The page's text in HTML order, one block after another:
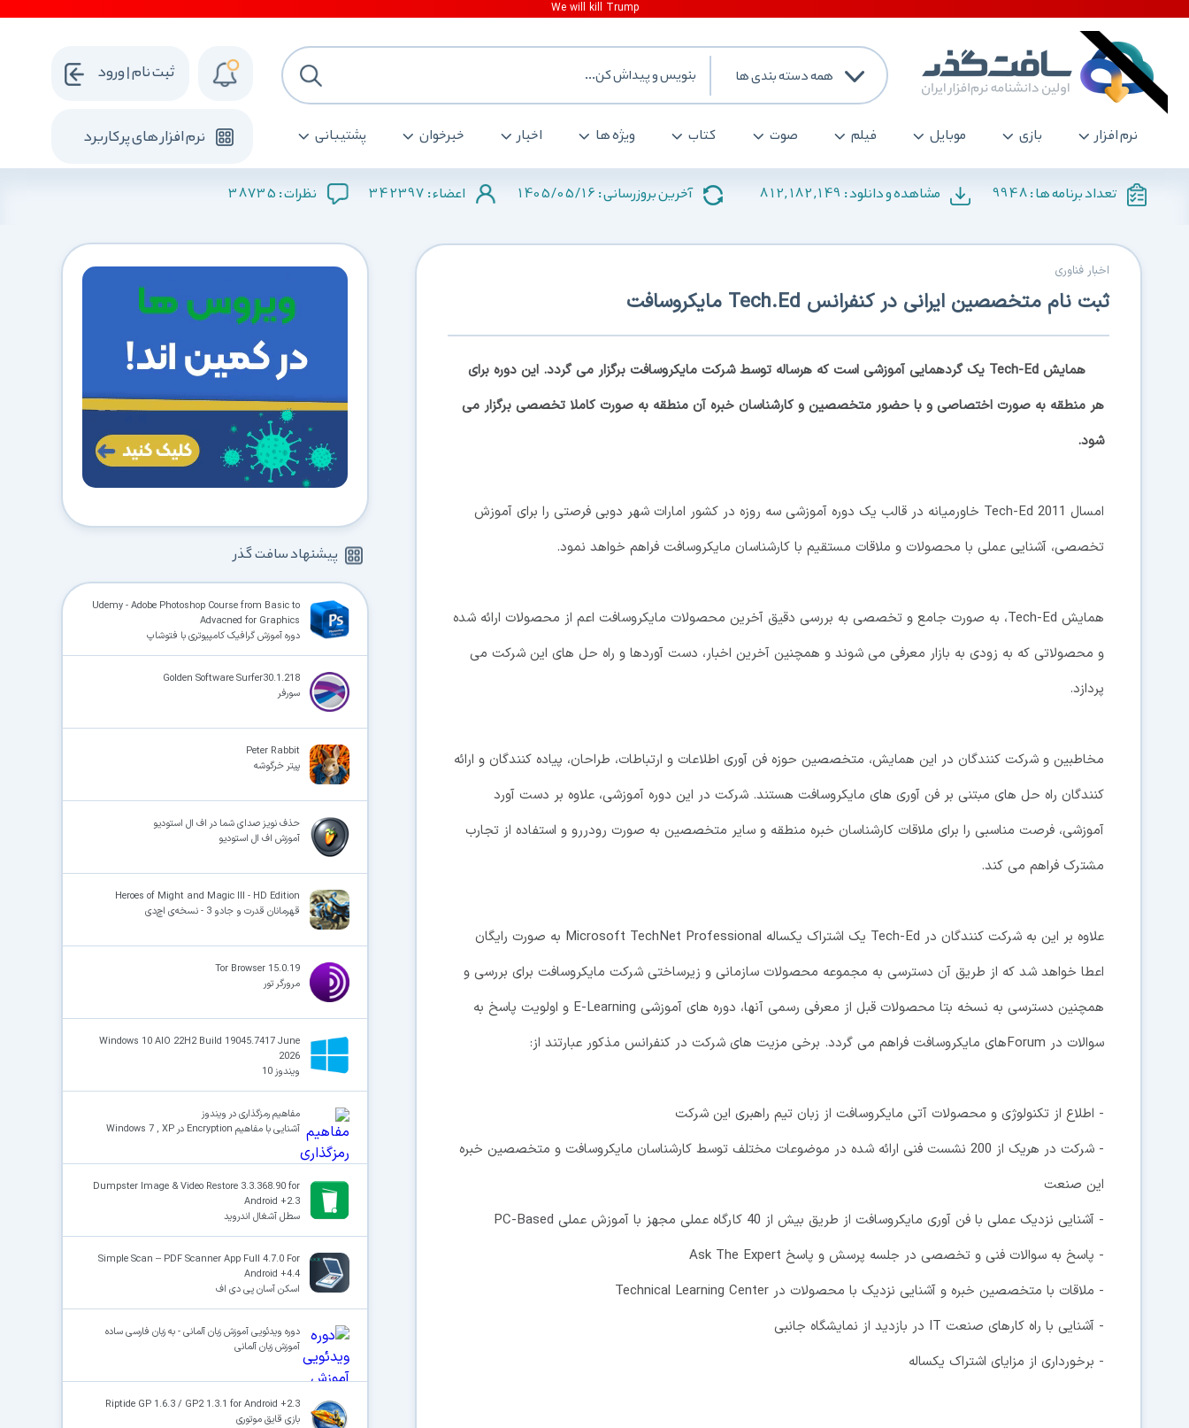
همه دسته بندی ها
نرم افزار بازی موبایل فیلم صوت کتاب ویژه ها اخبار خبرخوان پشتیبانی نرم افزار های پرکاربرد
ثبت نام | ورود
تعداد برنامه ها :9948 مشاهده و دانلود : 812,182,149 آخرین بروزرسانی : 1405/05/16 اعضاء : 342397 نظرات : 38735
اخبار فناوری
ثبت نام متخصصین ایرانی در کنفرانس Tech.Ed مایکروسافت
همايش Tech-Ed يک گردهمايی آموزشی است که هرساله توسط شرکت مايکروسافت برگزار می گردد. اين دوره برای
هر منطقه به صورت اختصاصی و با حضور متخصصين و کارشناسان خبره آن منطقه به صورت کاملا تخصصی برگزار می
شود.
امسال Tech-Ed 2011 خاورميانه در قالب يک دوره آموزشی سه روزه در کشور امارات شهر دوبی فرصتی را برای آموزش
تخصصی، آشنايی عملی با محصولات و ملاقات مستقيم با کارشناسان مايکروسافت فراهم خواهد نمود.
همايش Tech-Ed، به صورت جامع و تخصصی به بررسی دقيق آخرين محصولات مايکروسافت اعم از محصولات ارائه شده
و محصولاتی که به زودی به بازار معرفی می شوند و همچنين آخرين اخبار، دست آوردها و راه حل های اين شرکت می
پردازد.
مخاطبين و شرکت کنندگان در اين همايش، متخصصين حوزه فن آوری اطلاعات و ارتباطات، طراحان، پياده کنندگان و ارائه
کنندگان راه حل های مبتنی بر فن آوری های مايکروسافت هستند. شرکت در اين دوره آموزشی، علاوه بر دست آورد
آموزشی، فرصت مناسبی را برای ملاقات کارشناسان خبره منطقه و ساير متخصصين به صورت رودررو و استفاده از تجارب
مشترک فراهم می کند.
علاوه بر اين به شرکت کنندگان در Tech-Ed يک اشتراک يکساله Microsoft TechNet Professional به صورت رايگان
اعطا خواهد شد که از طريق آن دسترسی به مجموعه محصولات سازمانی و زيرساختی شرکت مايکروسافت برای بررسی و
همچنين دسترسی به نسخه بتا محصولات قبل از معرفی رسمی آنها، دوره های آموزشی E-Learning و اولويت پاسخ به
سوالات در Forumهای مايکروسافت فراهم می گردد. برخی مزيت های شرکت در کنفرانس مذکور عبارتند از:
- اطلاع از تکنولوژی و محصولات آتی مايکروسافت از زبان تيم راهبری اين شرکت
- شرکت در هريک از 200 نشست فنی ارائه شده در موضوعات مختلف توسط کارشناسان مايکروسافت و متخصصين خبره
اين صنعت
- آشنايی نزديک عملی با فن آوری مايکروسافت از طريق بيش از 40 کارگاه عملی مجهز با آموزش عملی PC-Based
- پاسخ به سوالات فنی و تخصصی در جلسه پرسش و پاسخ Ask The Expert
- ملاقات با متخصصين خبره و آشنايی نزديک با محصولات در Technical Learning Center
- آشنايی با راه کارهای صنعت IT در بازديد از نمايشگاه جانبی
- برخورداری از مزايای اشتراک يکساله
پیشنهاد سافت گذر
Udemy - Adobe Photoshop Course from Basic to
Advacned for Graphics
دوره آموزش گرافیک کامپیوتری با فتوشاپ
Golden Software Surfer30.1.218
سورفر
Peter Rabbit
پیتر خرگوشه
حذف نویز صدای شما در اف ال استودیو
آموزش اف ال استودیو
Heroes of Might and Magic III - HD Edition
قهرمانان قدرت و جادو 3 - نسخه‌ی اچ‌دی
Tor Browser 15.0.19
مرورگر تور
Windows 10 AIO 22H2 Build 19045.7417 June
2026
ویندوز 10
مفاهیم رمزگذاری در ویندوز
آشنایی با مفاهیم Encryption در Windows 7 , XP
Dumpster Image & Video Restore 3.3.368.90 for
Android +2.3
سطل آشغال اندروید
Simple Scan – PDF Scanner App Full 4.7.0 For
Android +4.4
اسکن آسان پی دی اف
دوره ویدئویی آموزش زبان آلمانی - به زبان فارسی ساده
آموزش زبان آلمانی
Riptide GP 1.6.3 / GP2 1.3.1 for Android +2.3
بازی قایق موتوری